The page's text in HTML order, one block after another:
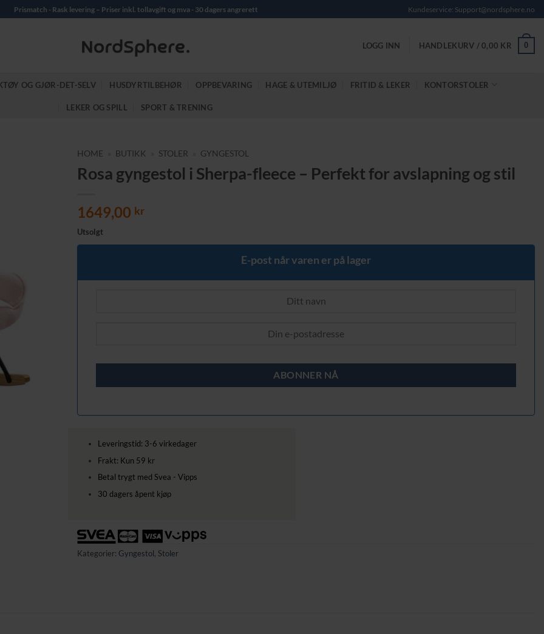
Prismatch - Rask levering – Priser inkl. tollavgift og mva - 30 dagers angrerett Kundeservice: Support@nordsphere.no
LOGG INN HANDLEKURV /0,00 KR 0
OG GJØR-DET-SELV HUSDYRTILBEHØR OPPBEVARING HAGE & UTEMILJØ FRITID & LEKER KONTORSTOLER
LEKER OG SPILL SPORT & TRENING
HOME BUTIKK STOLER GYNGESTOL
Rosa gyngestol i Sherpa-fleece – Perfekt for avslapning og stil
1649,00 kr
Utsolgt
E-post når varen er på lager
Leveringstid: 3-6 virkedager
Frakt: Kun 59 kr
Betal trygt med Svea - Vipps
30 dagers åpent kjøp
Kategorier: Gyngestol, Stoler